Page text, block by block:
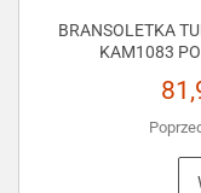
BRANSOLETKA
KAM1083